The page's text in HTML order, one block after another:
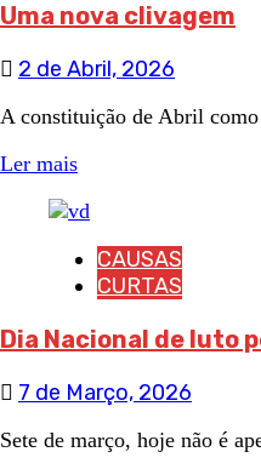
Uma nova clivagem
2 de Abril, 2026
A constituição de Abril
Ler mais
CAUSAS
CURTAS
Dia Nacional de luto
7 de Março, 2026
Sete de março, hoje não é